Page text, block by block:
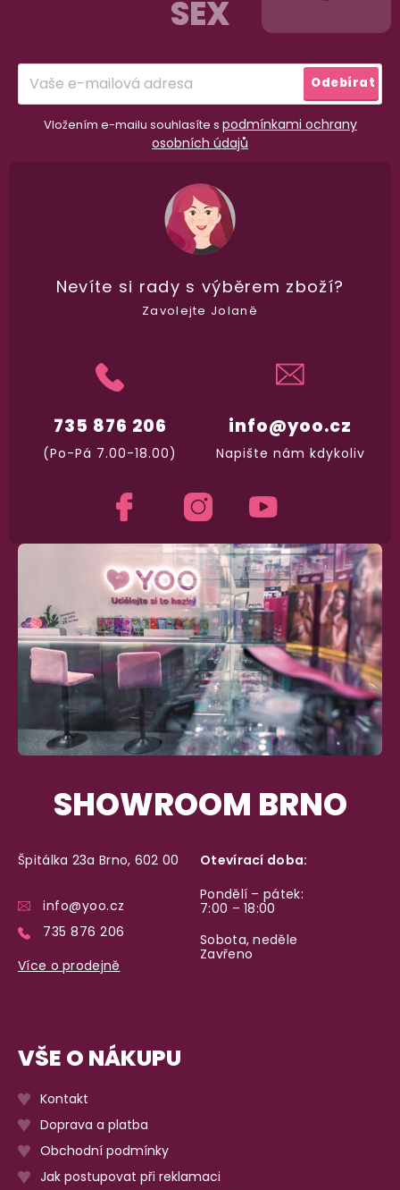
98% spokojenost
100% diskrétní balení
vypadá balíček.
Dodání do 2. dne
Na rychlosti záleží! Vše důležité máme
Máte30 dní na bezplatné vrácení zboží
SEX
Vložením e-mailu souhlasíte s podmínkami ochrany
osobních údajů
Odebírat
info@yoo.cz
Napište nám kdykoliv
735 876 206
(Po-Pá 7.00-18.00)
Nevíte si rady s výběrem zboží?
Zavolejte Jolaně
SHOWROOM BRNO
Špitálka 23a Brno, 602 00
info@yoo.cz
735 876 206
Více o prodejně
Otevírací doba:
Pondělí – pátek:
7:00 – 18:00
Sobota, neděle
Zavřeno
VŠE O NÁKUPU
Kontakt
Doprava a platba
Obchodní podmínky
Jak postupovat při reklamaci